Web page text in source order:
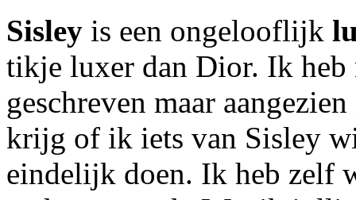
Sisley is een ongelooflijk
tikje luxer dan Dior. Ik
geschreven maar
krijg of ik iets van Sisley
eindelijk doen. Ik heb zelf